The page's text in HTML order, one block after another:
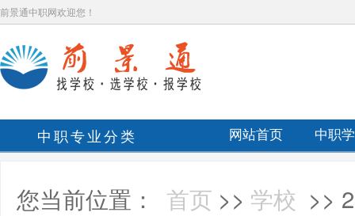
前景通中职网欢迎您！
中职专业分类 网站首页 中职
您当前位置： 首页 >> 学校 >>